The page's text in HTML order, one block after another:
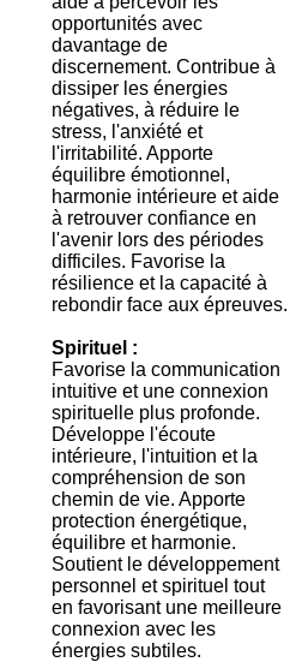
opportunités avec
davantage de
discernement. Contribue à
dissiper les énergies
négatives, à réduire le
stress, l'anxiété et
l'irritabilité. Apporte
équilibre émotionnel,
harmonie intérieure et aide
à retrouver confiance en
l'avenir lors des périodes
difficiles. Favorise la
résilience et la capacité à
rebondir face aux épreuves.
Spirituel :
Favorise la communication
intuitive et une connexion
spirituelle plus profonde.
Développe l'écoute
intérieure, l'intuition et la
compréhension de son
chemin de vie. Apporte
protection énergétique,
équilibre et harmonie.
Soutient le développement
personnel et spirituel tout
en favorisant une meilleure
connexion avec les
énergies subtiles.